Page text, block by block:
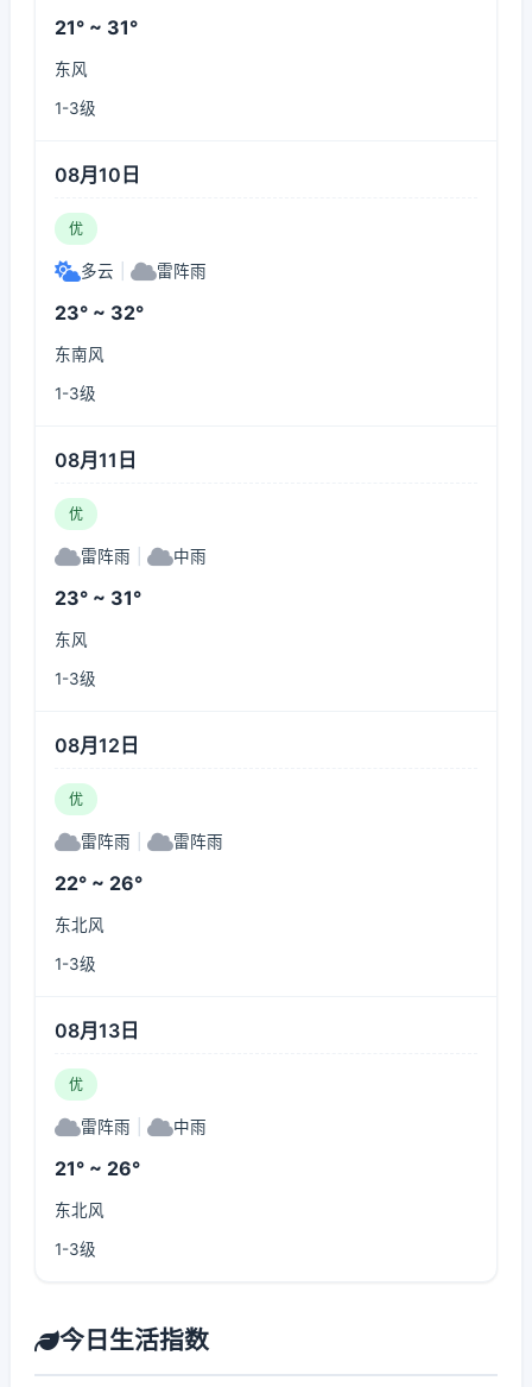
21° ~ 31°
东风
1-3级
08月10日
优
多云 雷阵雨
23° ~ 32°
东南风
1-3级
08月11日
优
雷阵雨 中雨
23° ~ 31°
东风
1-3级
08月12日
优
雷阵雨 雷阵雨
22° ~ 26°
东北风
1-3级
08月13日
优
雷阵雨 中雨
21° ~ 26°
东北风
1-3级
今日生活指数